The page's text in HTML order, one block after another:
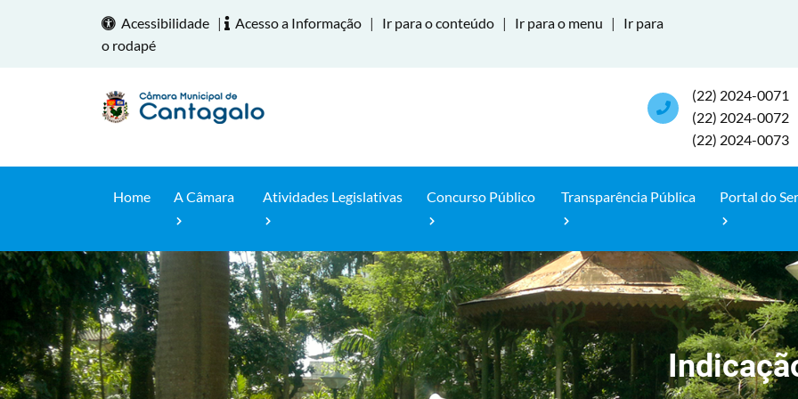
Acessibilidade | Acesso a Informação | Ir para o conteúdo | Ir para o menu |
Ir para
o rodapé
(22) 2024-0071
(22) 2024-0072
(22) 2024-0073
Home A Câmara Atividades Legislativas Concurso Público Transparência Pública Portal do